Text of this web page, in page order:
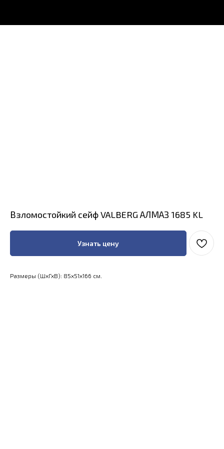
Взломостойкий сейф VALBERG АЛМАЗ 1685 KL
Узнать цену
Размеры (ШхГхВ): 85x51x166 см.